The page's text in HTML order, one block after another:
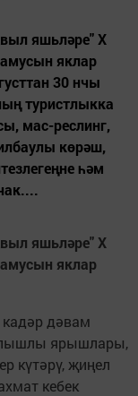
яшьләре" X
яклар
30 нчы
туристлыкка
мас-реслинг,
көрәш,
һәм
яшьләре" X
яклар
кадәр дәвам
ярышлары,
күтәрү, җиңел
кебек